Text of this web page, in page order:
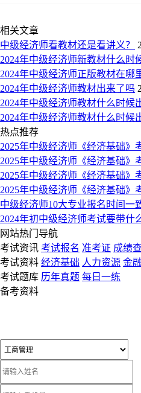
相关文章
中级经济师看教材还是看讲义？
2024年中级经济师新教材什么时
2024年中级经济师正版教材在哪
2024年中级经济师教材出来了吗
2024年中级经济师教材什么时候
2024年中级经济师教材什么时候
热点推荐
2025年中级经济师《经济基础》
2025年中级经济师《经济基础》
2025年中级经济师《经济基础》
2025年中级经济师《经济基础》
中级经济师10大专业报名时间一
2024年初中级经济师考试要带什
网站热门导航
考试资讯 考试报名 准考证 成绩
考试资料 经济基础 人力资源 金融
考试题库 历年真题 每日一练
备考资料